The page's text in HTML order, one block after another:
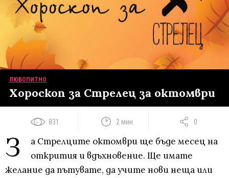
ЛЮБОПИТНО
Хороскоп за Стрелец за октомври
831 2 мин 0
З
а Стрелците октомври ще бъде месец на
открития и вдъхновение. Ще имате
желание да пътувате, да учите нови неща или